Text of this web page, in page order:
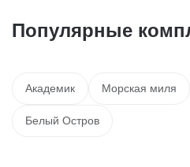
Популярные
Академик Морская миля
Белый Остров